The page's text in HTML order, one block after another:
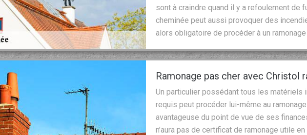
sont à craindre quand il y a refoulement de
cheminée peut aussi provoquer des
alors obligatoire de procéder à un
Ramonage pas cher avec Christol
Un particulier possédant tous les
requis peut procéder lui-même au
avantageuse du point de vue de ses
n’aura pas de certificat de ramonage utile